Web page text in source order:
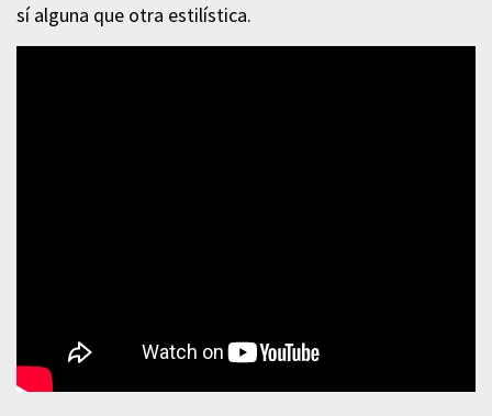
sí alguna que otra estilística.